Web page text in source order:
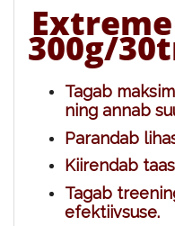
300g/
Tagab
ning annab
Parandab
Kiirendab
Tagab
efektiivsuse.